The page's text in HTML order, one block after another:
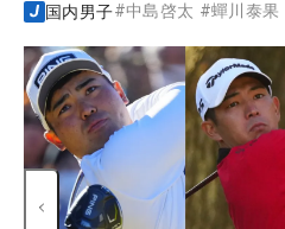
国内男子#中島啓太 #蟬川泰果